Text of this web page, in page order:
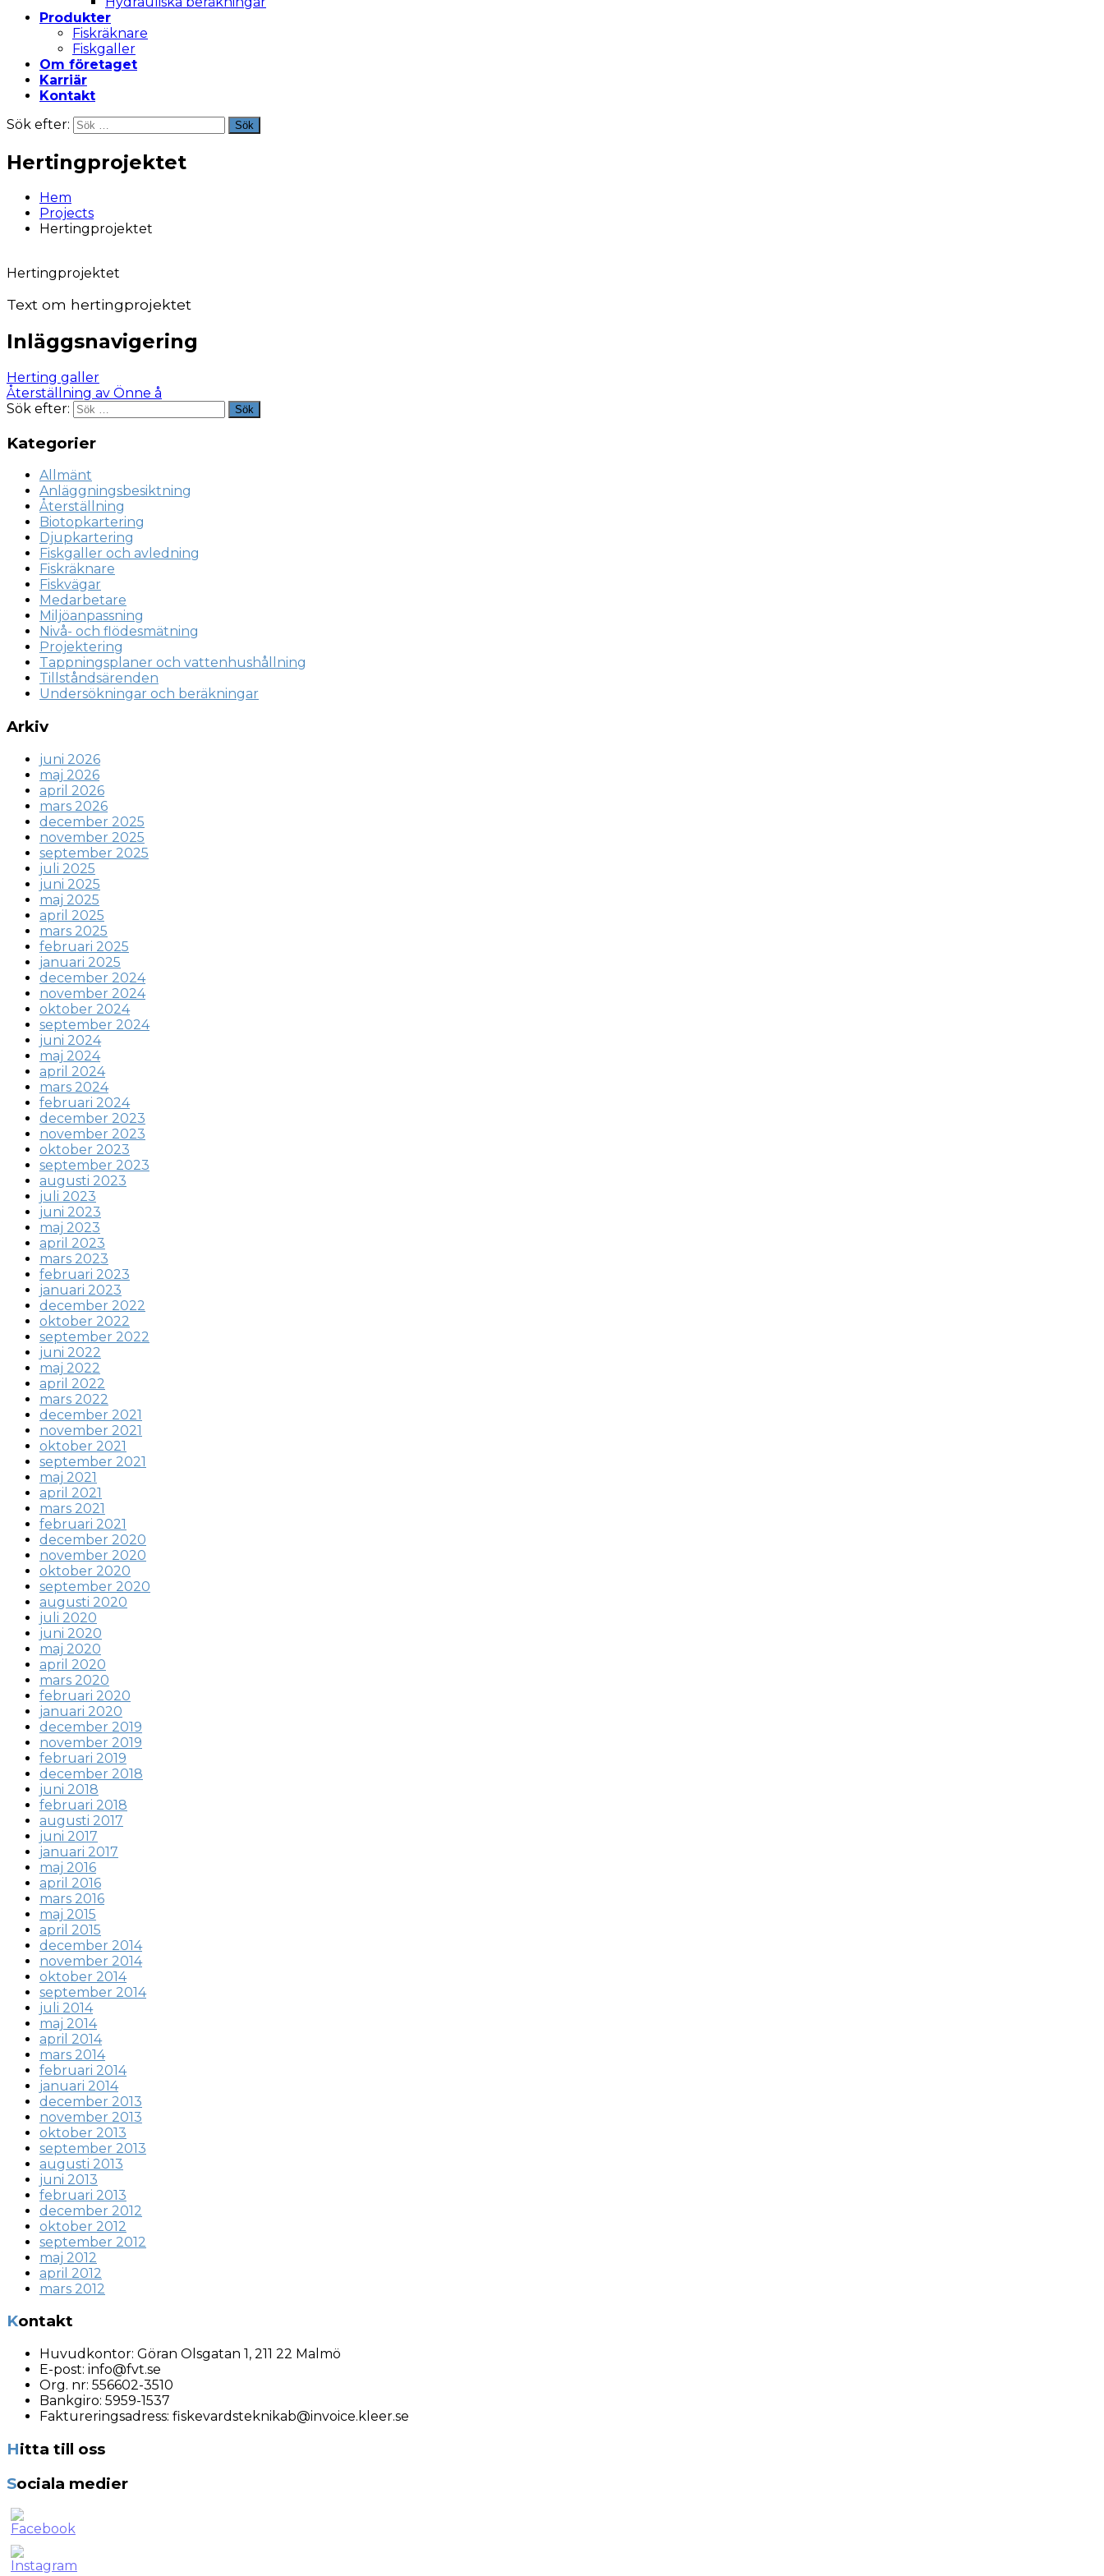
Produkter
Fiskräknare
Fiskgaller
Om företaget
Karriär
Kontakt
Sök efter:
Sök
Hertingprojektet
Hem
Projects
Hertingprojektet
Hertingprojektet
Text om hertingprojektet
Inläggsnavigering
Herting galler
Återställning av Önne å
Sök efter:
Sök
Kategorier
Allmänt
Anläggningsbesiktning
Återställning
Biotopkartering
Djupkartering
Fiskgaller och avledning
Fiskräknare
Fiskvägar
Medarbetare
Miljöanpassning
Nivå- och flödesmätning
Projektering
Tappningsplaner och vattenhushållning
Tillståndsärenden
Undersökningar och beräkningar
Arkiv
juni 2026
maj 2026
april 2026
mars 2026
december 2025
november 2025
september 2025
juli 2025
juni 2025
maj 2025
april 2025
mars 2025
februari 2025
januari 2025
december 2024
november 2024
oktober 2024
september 2024
juni 2024
maj 2024
april 2024
mars 2024
februari 2024
december 2023
november 2023
oktober 2023
september 2023
augusti 2023
juli 2023
juni 2023
maj 2023
april 2023
mars 2023
februari 2023
januari 2023
december 2022
oktober 2022
september 2022
juni 2022
maj 2022
april 2022
mars 2022
december 2021
november 2021
oktober 2021
september 2021
maj 2021
april 2021
mars 2021
februari 2021
december 2020
november 2020
oktober 2020
september 2020
augusti 2020
juli 2020
juni 2020
maj 2020
april 2020
mars 2020
februari 2020
januari 2020
december 2019
november 2019
februari 2019
december 2018
juni 2018
februari 2018
augusti 2017
juni 2017
januari 2017
maj 2016
april 2016
mars 2016
maj 2015
april 2015
december 2014
november 2014
oktober 2014
september 2014
juli 2014
maj 2014
april 2014
mars 2014
februari 2014
januari 2014
december 2013
november 2013
oktober 2013
september 2013
augusti 2013
juni 2013
februari 2013
december 2012
oktober 2012
september 2012
maj 2012
april 2012
mars 2012
Kontakt
Huvudkontor: Göran Olsgatan 1, 211 22 Malmö
E-post: info@fvt.se
Org. nr: 556602-3510
Bankgiro: 5959-1537
Faktureringsadress: fiskevardsteknikab@invoice.kleer.se
Hitta till oss
Sociala medier